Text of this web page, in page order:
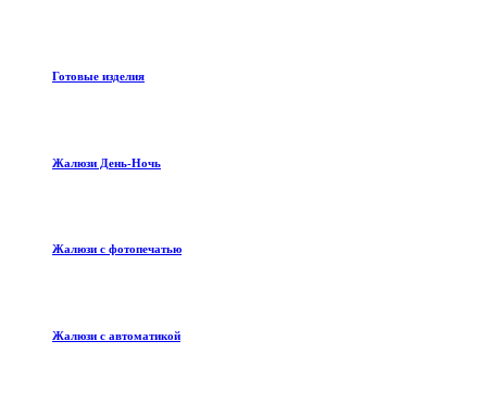
Готовые изделия
Жалюзи День-Ночь
Жалюзи с фотопечатью
Жалюзи с автоматикой